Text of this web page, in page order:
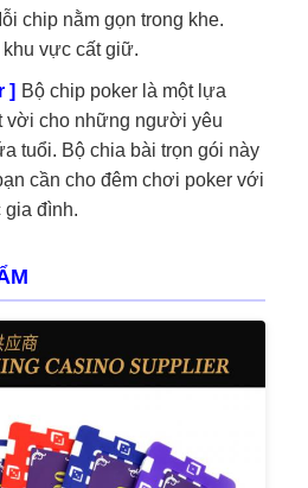
chip nằm gọn trong khe.
vực cất giữ.
] Bộ chip poker là một lựa
vời cho những người yêu
tuổi. Bộ chia bài trọn gói này
cần cho đêm chơi poker với
gia đình.